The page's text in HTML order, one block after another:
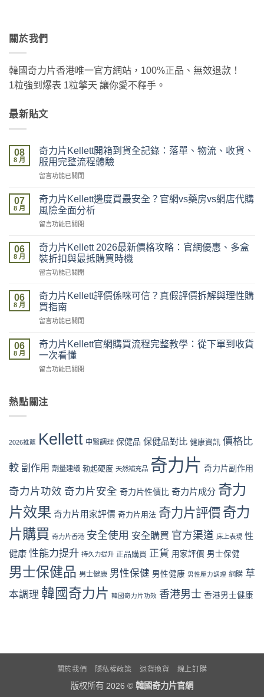
關於我們
韓國奇力片香港唯一官方網站，100%正品、無效退款！
1粒強到爆表 1粒擎天 讓你愛不釋手。
最新貼文
08
8 月
奇力片Kellett開箱到貨全記錄：落單、物流、收貨、
服用完整流程體驗
在
力
片
Kellett
開
到
貨
全
記
落
單、
流、
貨、
服
用
流
程
中
留言功能已關閉
07
8 月
奇力片Kellett邊度買最安全？官網vs藥房vs網店代購
風險全面分析
在
力
片
Kellett
邊
買
最
安
全？
網
vs
房
店
風
險
面
分
中
留言功能已關閉
06
8 月
奇力片Kellett 2026最新價格攻略：官網優惠、多盒
裝折扣與最抵購買時機
在
力
片
Kellett
2026
新
攻
網
多
盒
折
扣
最
購
時
機〉
中
留言功能已關閉
06
8 月
奇力片Kellett評價係咪可信？真假評價拆解與理性購
買指南
在
力
片
Kellett
評
咪
假
拆
與
性
購
買
指
南〉
留言功能已關閉
06
8 月
奇力片Kellett官網購買流程完整教學：從下單到收貨
一次看懂
在
片
Kellett
購
程
整
學：
從
下
單
到
收
貨
一
次
看
留言功能已關閉
熱點關注
2026推薦 Kellett 中醫調理 保健品 保健品對比 健康資訊 價格比
較 副作用 劑量建議 勃起硬度 天然補充品 奇力片 奇力片副作用
奇力片功效 奇力片安全 奇力片性價比 奇力片成分 奇力
片效果 奇力片用家評價 奇力片用法 奇力片評價 奇力
片購買 奇力片香港 安全使用 安全購買 官方渠道 床上表現 性
健康 性能力提升 持久力提升 正品購買 正貨 用家評價 男士保健
男士保健品 男士健康 男性保健 男性健康 男性壓力調理 網購 草
本調理 韓國奇力片 韓國奇力片功效 香港男士 香港男士健康
關於我們 隱私權政策 退貨換貨 線上訂購
版权所有 2026 © 韓國奇力片官網